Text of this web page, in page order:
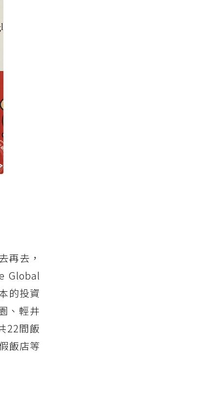
再去，
Global
的投資
、輕井
22間飯
飯店等